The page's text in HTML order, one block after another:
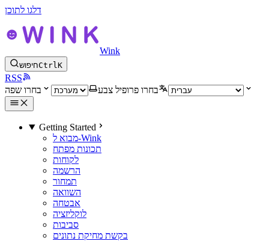
דלגו לתוכן
Wink
חיפושCtrlK
RSS
בחרו פרופיל צבע
בחרו שפה
Getting Started
מבוא ל-Wink
תכונות מפתח
לקוחות
הרשמה
תמחור
השוואה
אבטחה
לוקליזציה
סביבות
בקשת מחיקת נתונים